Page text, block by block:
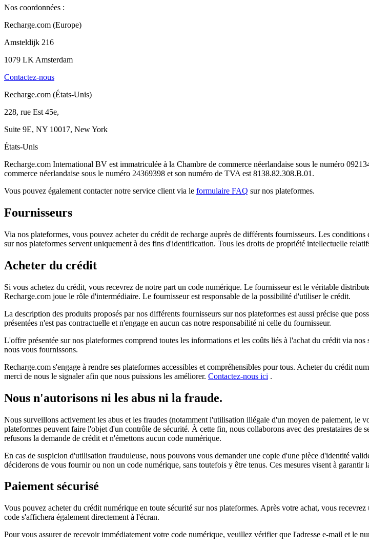
Nos coordonnées :
Recharge.com (Europe)
Amsteldijk 216
1079 LK Amsterdam
Contactez-nous
Recharge.com (États-Unis)
228, rue Est 45e,
Suite 9E, NY 10017, New York
États-Unis
Recharge.com International BV est immatriculée à la Chambre de commerce néerlandaise sous le numéro
commerce néerlandaise sous le numéro 24369398 et son numéro de TVA est 8138.82.308.B.01.
Vous pouvez également contacter notre service client via le formulaire FAQ sur nos plateformes.
Fournisseurs
Via nos plateformes, vous pouvez acheter du crédit de recharge auprès de différents fournisseurs. Les
sur nos plateformes servent uniquement à des fins d'identification. Tous les droits de propriété intellectuelle
Acheter du crédit
Si vous achetez du crédit, vous recevrez de notre part un code numérique. Le fournisseur est le véritable
Recharge.com joue le rôle d'intermédiaire. Le fournisseur est responsable de la possibilité d'utiliser le crédit.
La description des produits proposés par nos différents fournisseurs sur nos plateformes est aussi précise que
présentées n'est pas contractuelle et n'engage en aucun cas notre responsabilité ni celle du fournisseur.
L'offre présentée sur nos plateformes comprend toutes les informations et les coûts liés à l'achat du crédit via
nous vous fournissons.
Recharge.com s'engage à rendre ses plateformes accessibles et compréhensibles pour tous. Acheter du crédit
merci de nous le signaler afin que nous puissions les améliorer. Contactez-nous ici .
Nous n'autorisons ni les abus ni la fraude.
Nous surveillons activement les abus et les fraudes (notamment l'utilisation illégale d'un moyen de paiement, le
plateformes peuvent faire l'objet d'un contrôle de sécurité. À cette fin, nous collaborons avec des prestataires de
refusons la demande de crédit et n'émettons aucun code numérique.
En cas de suspicion d'utilisation frauduleuse, nous pouvons vous demander une copie d'une pièce d'identité
déciderons de vous fournir ou non un code numérique, sans toutefois y être tenus. Ces mesures visent à
Paiement sécurisé
Vous pouvez acheter du crédit numérique en toute sécurité sur nos plateformes. Après votre achat, vous
code s'affichera également directement à l'écran.
Pour vous assurer de recevoir immédiatement votre code numérique, veuillez vérifier que l'adresse e-mail et le